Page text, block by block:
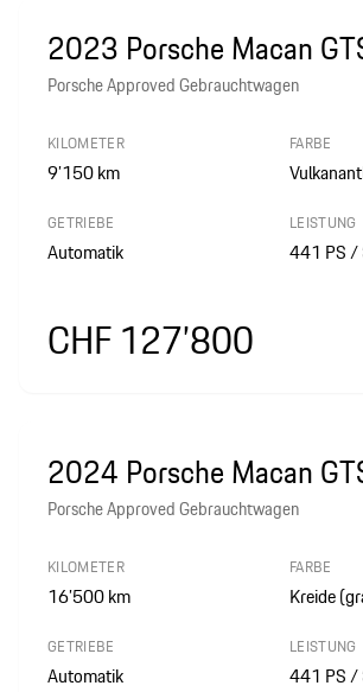
2023 Porsche Macan
Porsche Approved Gebrauchtwagen
KILOMETER
9’150km
FARBE
GETRIEBE
Automatik
LEISTUNG
441 PS
CHF 127’800
2024 Porsche Macan
Porsche Approved Gebrauchtwagen
KILOMETER
16’500km
FARBE
Kreide
GETRIEBE
Automatik
LEISTUNG
441 PS